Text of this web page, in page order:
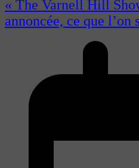
« The Varnell Hill
annoncée, ce que l’on